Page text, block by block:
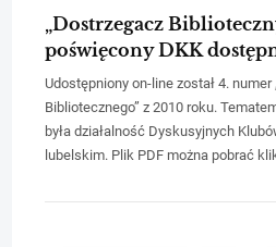
„Dostrzegacz
poświęcony DKK
Udostępniony on-line został 4. numer
Bibliotecznego” z 2010 roku.
była działalność Dyskusyjnych
lubelskim. Plik PDF można pobrać